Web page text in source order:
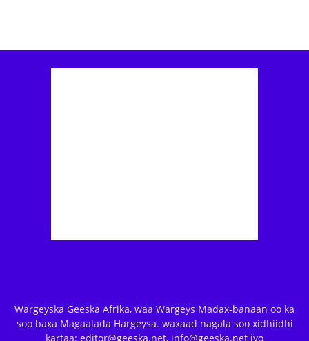
Wargeyska Geeska Afrika, waa Wargeys Madax-banaan oo ka
soo baxa Magaalada Hargeysa. waxaad nagala soo xidhiidhi
kartaa: editor@geeska.net, info@geeska.net iyo